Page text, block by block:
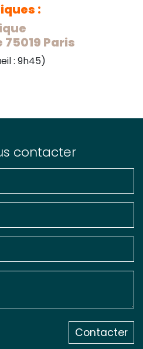
:
Paris
: 9h45)
contacter
Contacter